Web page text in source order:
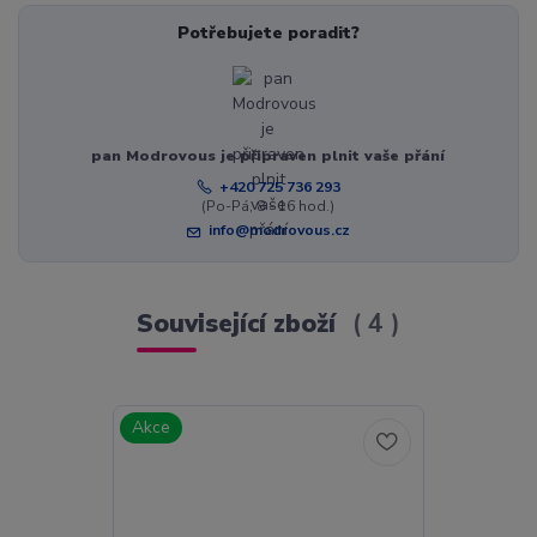
Potřebujete poradit?
pan Modrovous je připraven plnit vaše přání
+420 725 736 293
(Po-Pá, 8 - 16 hod.)
info@modrovous.cz
Související zboží 4
Akce